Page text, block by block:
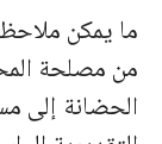
ما يمكن
من مصلحة
الحضانة إلى